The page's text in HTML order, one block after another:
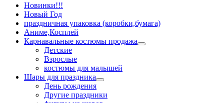
Новинки!!!
Новый Год
праздничная упаковка (коробки,бумага)
Аниме,Косплей
Карнавальные костюмы продажа
Детские
Взрослые
костюмы для малышей
Шары для праздника
День рождения
Другие праздники